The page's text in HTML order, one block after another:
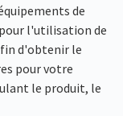
de
l'utilisation de
d'obtenir le
pour votre
le produit, le